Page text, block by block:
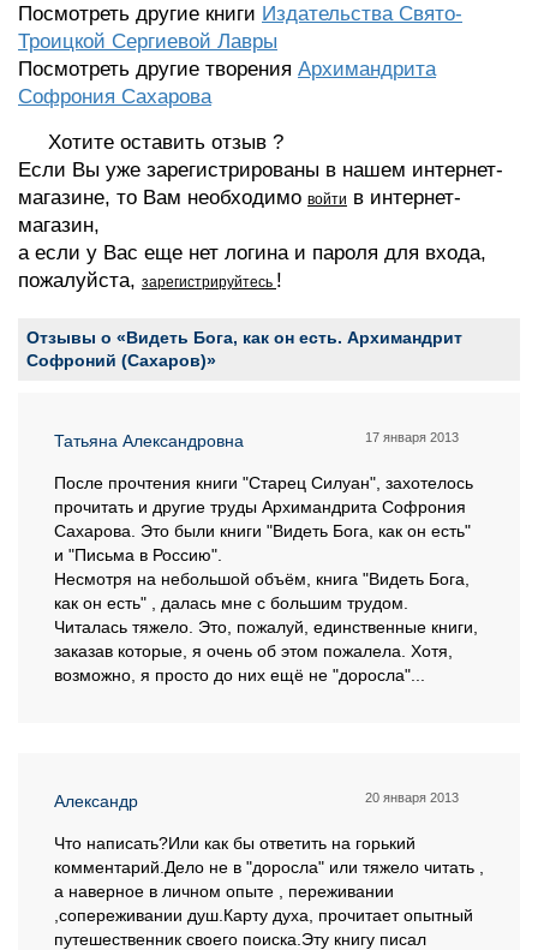
Посмотреть другие книги Издательства Свято-
Троицкой Сергиевой Лавры
Посмотреть другие творения Архимандрита
Софрония Сахарова
Хотите оставить отзыв ?
Если Вы уже зарегистрированы в нашем интернет-
магазине, то Вам необходимо войти в интернет-
магазин,
а если у Вас еще нет логина и пароля для входа,
пожалуйста, зарегистрируйтесь !
Отзывы о «Видеть Бога, как он есть. Архимандрит
Софроний (Сахаров)»
Татьяна Александровна 17 января 2013
После прочтения книги "Старец Силуан", захотелось
прочитать и другие труды Архимандрита Софрония
Сахарова. Это были книги "Видеть Бога, как он есть"
и "Письма в Россию".
Несмотря на небольшой объём, книга "Видеть Бога,
как он есть" , далась мне с большим трудом.
Читалась тяжело. Это, пожалуй, единственные книги,
заказав которые, я очень об этом пожалела. Хотя,
возможно, я просто до них ещё не "доросла"...
Александр 20 января 2013
Что написать?Или как бы ответить на горький
комментарий.Дело не в "доросла" или тяжело читать ,
а наверное в личном опыте , переживании
,сопереживании душ.Карту духа, прочитает опытный
путешественник своего поиска.Эту книгу писал